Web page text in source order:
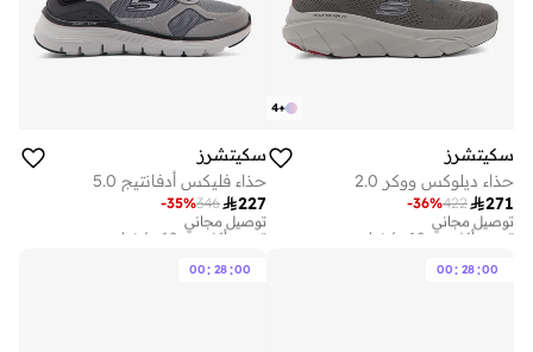
+
4
سكيتشرز
حذاء ديلوكس ووكر 2.0
271
422
-36%
توصيل مجاني
تم بيع أكثر من 10 مؤخرا
سكيتشرز
حذاء فليكس أدفانتيج 5.0
227
346
-35%
توصيل مجاني
تم بيع أكثر من 10 مؤخرا
00: 28:00
00: 28:00